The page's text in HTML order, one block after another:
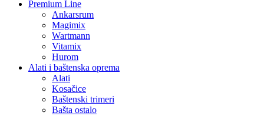
Premium Line
Ankarsrum
Magimix
Wartmann
Vitamix
Hurom
Alati i baštenska oprema
Alati
Kosačice
Baštenski trimeri
Bašta ostalo